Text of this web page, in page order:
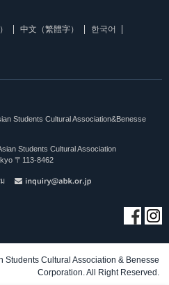
中文（繁體字）
한국어
Students Cultural Association&Benesse
Students Cultural Association
〒113-8462
Students Cultural Association & Benesse
Corporation. All Right Reserved.